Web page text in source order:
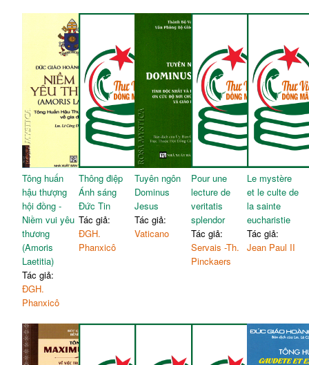
Tông huấn
hậu thượng
hội đồng -
Niềm vui yêu
thương
(Amoris
Laetitia)
Tác giả:
ĐGH.
Phanxicô
Thông điệp
Ánh sáng
Đức Tin
Tác giả:
ĐGH.
Phanxicô
Tuyên ngôn
Dominus
Jesus
Tác giả:
Vaticano
Pour une
lecture de
veritatis
splendor
Tác giả:
Servais -Th.
Pinckaers
Le mystère
et le culte de
la sainte
eucharistie
Tác giả:
Jean Paul II